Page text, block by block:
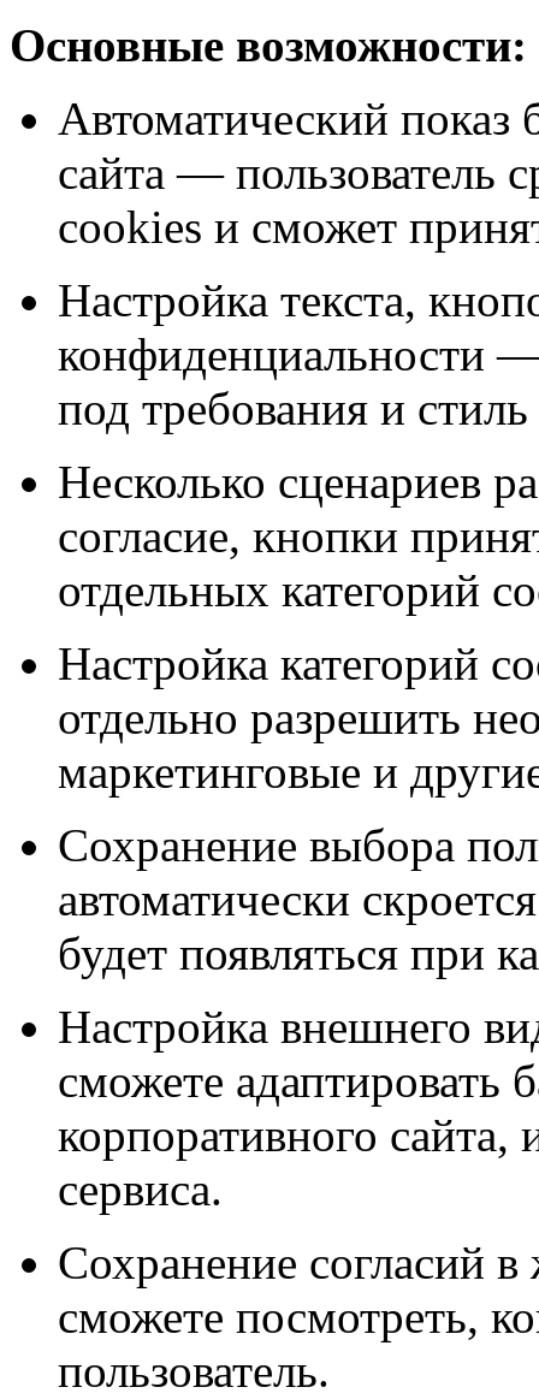
Основные возможности:
Автоматический
сайта — пользователь
cookies и сможет
Настройка текста,
конфиденциальности
под требования и
Несколько сценариев
согласие, кнопки
отдельных категорий
Настройка категорий
отдельно разрешить
маркетинговые и
Сохранение выбора
автоматически
будет появляться при
Настройка внешнего
сможете адаптировать
корпоративного сайта,
сервиса.
Сохранение согласий
сможете посмотреть,
пользователь.